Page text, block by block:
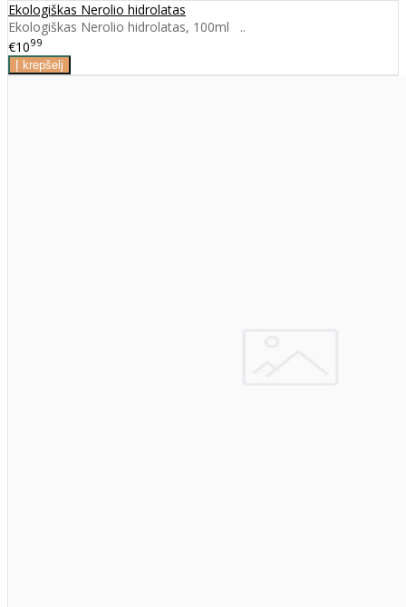
Ekologiškas Nerolio hidrolatas
Ekologiškas Nerolio hidrolatas, 100ml ..
€1099